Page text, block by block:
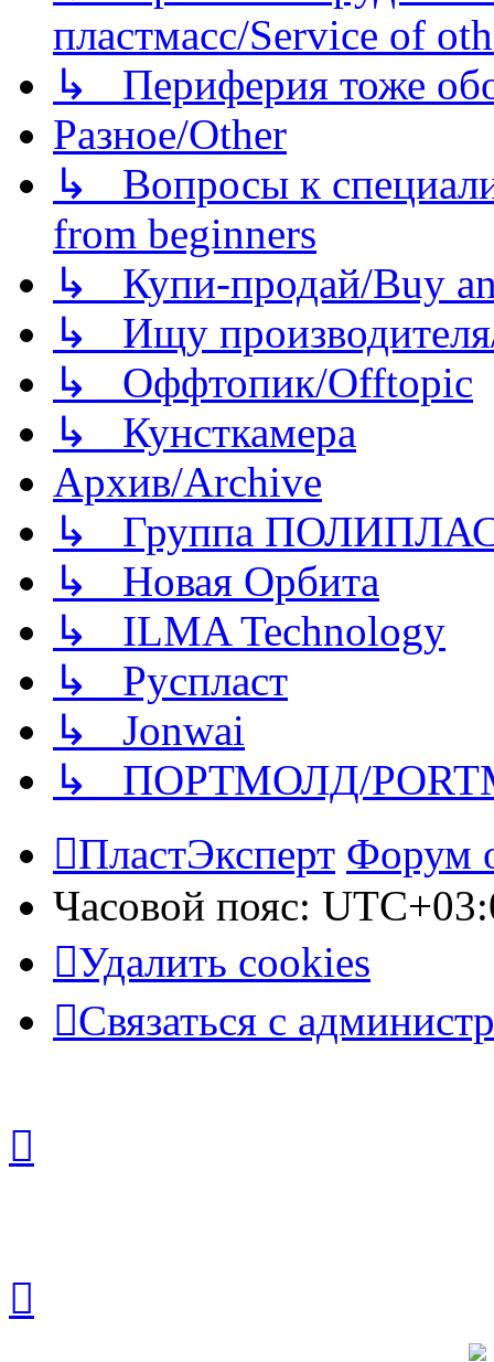
пластмасс/Service of
↳ Периферия тоже
Разное/Other
↳ Вопросы к
from beginners
↳ Купи-продай/Buy
↳ Ищу
↳ Оффтопик/Offtopic
↳ Кунсткамера
Архив/Archive
↳ Группа
↳ Новая Орбита
↳ ILMA Technology
↳ Руспласт
↳ Jonwai
↳ ПОРТМОЛД/
ПластЭксперт Форум
Часовой пояс:
Удалить cookies
Связаться с